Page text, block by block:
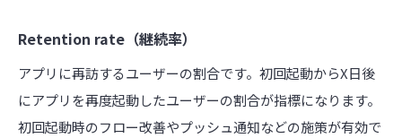
Retention rate（継続率）
アプリに再訪するユーザーの割合です。初回起動からX日後
にアプリを再度起動したユーザーの割合が指標になります。
初回起動時のフロー改善やプッシュ通知などの施策が有効で